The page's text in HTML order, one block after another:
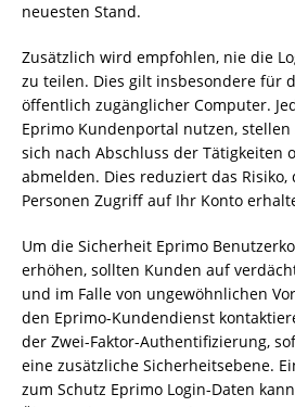
neuesten Stand.
Zusätzlich wird empfohlen, nie die
zu teilen. Dies gilt insbesondere für
öffentlich zugänglicher Computer.
Eprimo Kundenportal nutzen, stellen
sich nach Abschluss der Tätigkeiten
abmelden. Dies reduziert das Risiko,
Personen Zugriff auf Ihr Konto
Um die Sicherheit Eprimo
erhöhen, sollten Kunden auf
und im Falle von ungewöhnlichen
den Eprimo-Kundendienst
der Zwei-Faktor-Authentifizierung,
eine zusätzliche Sicherheitsebene.
zum Schutz Eprimo Login-Daten